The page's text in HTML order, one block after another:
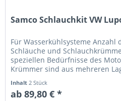
Samco Schlauchkit VW
Für Wasserkühlsysteme Anzahl
Schläuche und
speziellen Bedürfnisse des
Krümmer sind aus mehreren
Inhalt2 Stück
ab 89,80 € *